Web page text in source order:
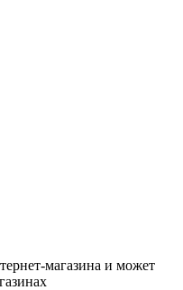
магазина и может